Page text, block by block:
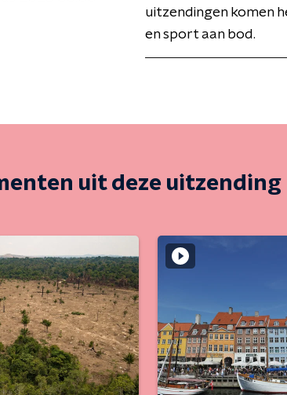
uitzendingen komen
en sport aan bod.
uit deze uitzending